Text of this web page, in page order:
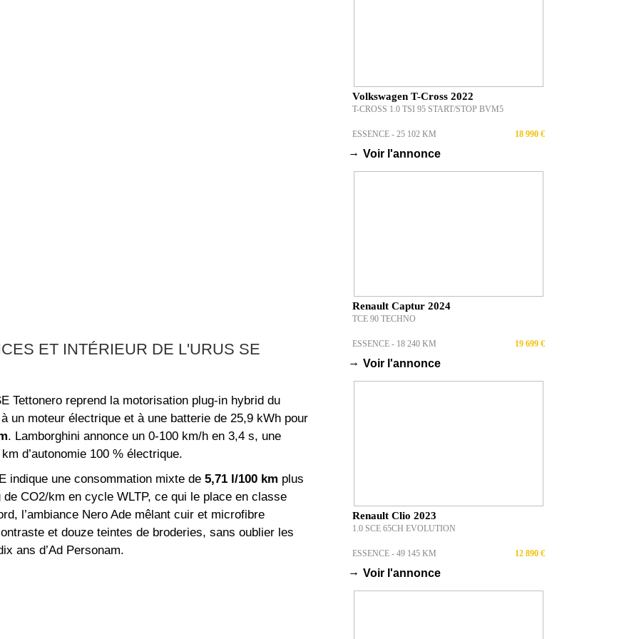
ET INTÉRIEUR DE L'URUS SE
Tettonero reprend la motorisation plug‑in hybrid du
un moteur électrique et à une batterie de 25,9 kWh pour
. Lamborghini annonce un 0‑100 km/h en 3,4 s, une
d’autonomie 100 % électrique.
indique une consommation mixte de 5,71 l/100 km plus
CO2/km en cycle WLTP, ce qui le place en classe
l’ambiance Nero Ade mêlant cuir et microfibre
et douze teintes de broderies, sans oublier les
ans d’Ad Personam.
Volkswagen T-Cross 2022
T-CROSS 1.0 TSI 95 START/STOP BVM5
ESSENCE - 25 102 KM 18 990 €
→ Voir l'annonce
Renault Captur 2024
TCE 90 TECHNO
ESSENCE - 18 240 KM 19 699 €
→ Voir l'annonce
Renault Clio 2023
1.0 SCE 65CH EVOLUTION
ESSENCE - 49 145 KM 12 890 €
→ Voir l'annonce